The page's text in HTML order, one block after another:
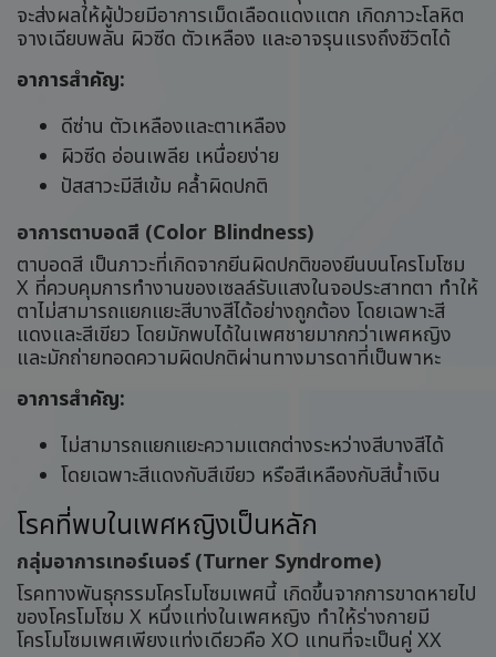
จะส่งผลให้ผู้ป่วยมีอาการเม็ดเลือดแดงแตก เกิดภาวะโลหิต
จางเฉียบพลัน ผิวซีด ตัวเหลือง และอาจรุนแรงถึงชีวิตได้
อาการสำคัญ:
ดีซ่าน ตัวเหลืองและตาเหลือง
ผิวซีด อ่อนเพลีย เหนื่อยง่าย
ปัสสาวะมีสีเข้ม คล้ำผิดปกติ
อาการตาบอดสี (Color Blindness)
ตาบอดสี เป็นภาวะที่เกิดจากยีนผิดปกติของยีนบนโครโมโซม
X ที่ควบคุมการทำงานของเซลล์รับแสงในจอประสาทตา ทำให้
ตาไม่สามารถแยกแยะสีบางสีได้อย่างถูกต้อง โดยเฉพาะสี
แดงและสีเขียว โดยมักพบได้ในเพศชายมากกว่าเพศหญิง
และมักถ่ายทอดความผิดปกติผ่านทางมารดาที่เป็นพาหะ
อาการสำคัญ:
ไม่สามารถแยกแยะความแตกต่างระหว่างสีบางสีได้
โดยเฉพาะสีแดงกับสีเขียว หรือสีเหลืองกับสีน้ำเงิน
โรคที่พบในเพศหญิงเป็นหลัก
กลุ่มอาการเทอร์เนอร์ (Turner Syndrome)
โรคทางพันธุกรรมโครโมโซมเพศนี้ เกิดขึ้นจากการขาดหายไป
ของโครโมโซม X หนึ่งแท่งในเพศหญิง ทำให้ร่างกายมี
โครโมโซมเพศเพียงแท่งเดียวคือ XO แทนที่จะเป็นคู่ XX